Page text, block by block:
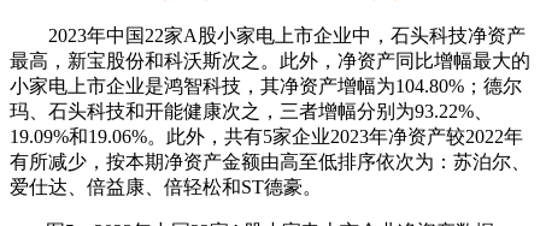
2023年中国22家A股小家电上市企业中，石头科技净资产
最高，新宝股份和科沃斯次之。此外，净资产同比增幅最大的
小家电上市企业是鸿智科技，其净资产增幅为104.80%；德尔
玛、石头科技和开能健康次之，三者增幅分别为93.22%、
19.09%和19.06%。此外，共有5家企业2023年净资产较2022年
有所减少，按本期净资产金额由高至低排序依次为：苏泊尔、
爱仕达、倍益康、倍轻松和ST德豪。